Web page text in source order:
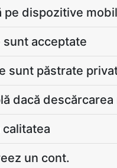
pe dispozitive
acceptate
sunt păstrate
dacă
un cont.